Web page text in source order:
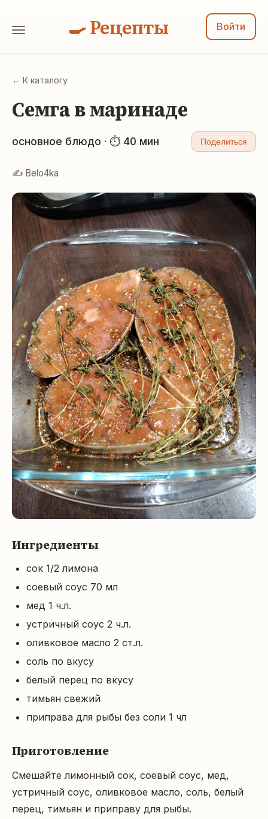
🍳 Рецепты Войти
← К каталогу
Семга в маринаде
основное блюдо · ⏱ 40 мин Поделиться
✍️ Belo4ka
Ингредиенты
сок 1/2 лимона
соевый соус 70 мл
мед 1 ч.л.
устричный соус 2 ч.л.
оливковое масло 2 ст.л.
соль по вкусу
белый перец по вкусу
тимьян свежий
приправа для рыбы без соли 1 чл
Приготовление
Смешайте лимонный сок, соевый соус, мед,
устричный соус, оливковое масло, соль, белый
перец, тимьян и приправу для рыбы.